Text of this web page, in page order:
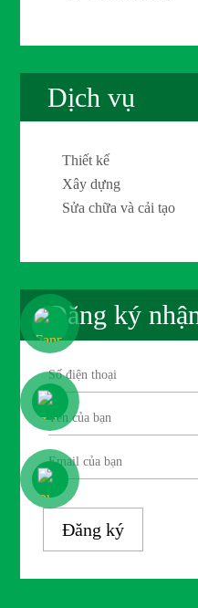
Dịch vụ
Thiết kế
Xây dựng
Sửa chữa và cải tạo
Đăng ký
Đăng ký